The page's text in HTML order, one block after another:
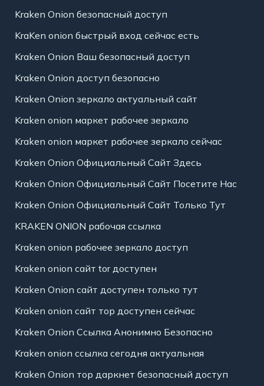
Kraken Onion безопасный доступ
KraKen onion быстрый вход сейчас есть
Kraken Onion Ваш безопасный доступ
Kraken Onion доступ безопасно
Kraken Onion зеркало актуальный сайт
Kraken onion маркет рабочее зеркало
Kraken onion маркет рабочее зеркало сейчас
Kraken Onion Официальный Сайт Здесь
Kraken Onion Официальный Сайт Посетите Нас
Kraken Onion Официальный Сайт Только Тут
KRAKEN ONION рабочая ссылка
Kraken onion рабочее зеркало доступ
Kraken onion сайт tor доступен
Kraken Onion сайт доступен только тут
Kraken onion сайт тор доступен сейчас
Kraken Onion Ссылка Анонимно Безопасно
Kraken onion ссылка сегодня актуальная
Kraken Onion тор даркнет безопасный доступ